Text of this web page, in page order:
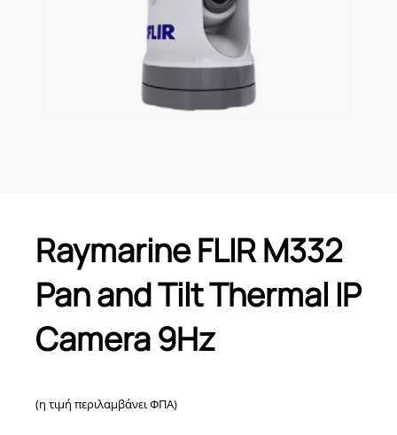
Raymarine FLIR M332
Pan and Tilt Thermal IP
Camera 9Hz
(η τιμή περιλαμβάνει ΦΠΑ)